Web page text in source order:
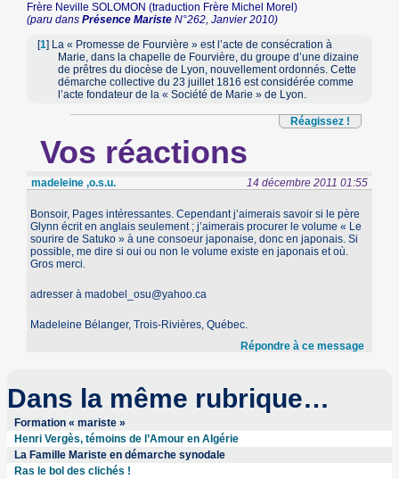
Frère Neville SOLOMON (traduction Frère Michel Morel)
(paru dansPrésence Mariste N°262, Janvier 2010)
[1] La « Promesse de Fourvière » est l’acte de consécration à
Marie, dans la chapelle de Fourvière, du groupe d’une dizaine
de prêtres du diocèse de Lyon, nouvellement ordonnés. Cette
démarche collective du 23 juillet 1816 est considérée comme
l’acte fondateur de la « Société de Marie » de Lyon.
Réagissez !
Vos réactions
madeleine ,o.s.u. 14 décembre 2011 01:55
Bonsoir, Pages intéressantes. Cependant j’aimerais savoir si le père
Glynn écrit en anglais seulement ; j’aimerais procurer le volume « Le
sourire de Satuko » à une consoeur japonaise, donc en japonais. Si
possible, me dire si oui ou non le volume existe en japonais et où.
Gros merci.
adresser à madobel_osu@yahoo.ca
Madeleine Bélanger, Trois-Rivières, Québec.
Répondre à ce message
Dans la même rubrique…
Formation « mariste »
Henri Vergès, témoins de l’Amour en Algérie
La Famille Mariste en démarche synodale
Ras le bol des clichés !